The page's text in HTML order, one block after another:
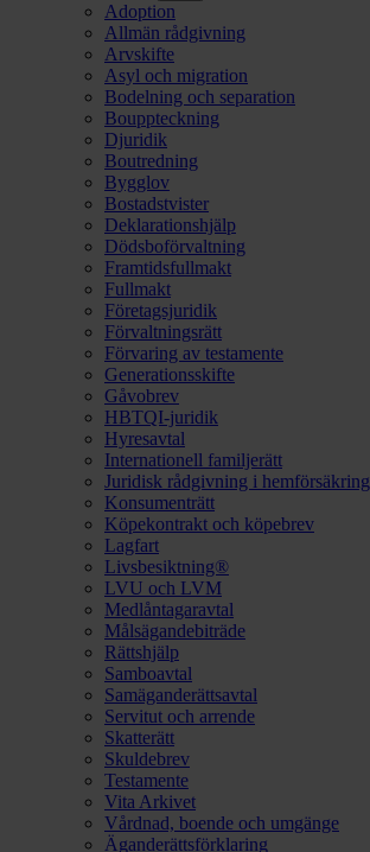
Adoption
Allmän rådgivning
Arvskifte
Asyl och migration
Bodelning och separation
Bouppteckning
Djuridik
Boutredning
Bygglov
Bostadstvister
Deklarationshjälp
Dödsboförvaltning
Framtidsfullmakt
Fullmakt
Företagsjuridik
Förvaltningsrätt
Förvaring av testamente
Generationsskifte
Gåvobrev
HBTQI-juridik
Hyresavtal
Internationell familjerätt
Juridisk rådgivning i hemförsäkring
Konsumenträtt
Köpekontrakt och köpebrev
Lagfart
Livsbesiktning®
LVU och LVM
Medlåntagaravtal
Målsägandebiträde
Rättshjälp
Samboavtal
Samäganderättsavtal
Servitut och arrende
Skatterätt
Skuldebrev
Testamente
Vita Arkivet
Vårdnad, boende och umgänge
Äganderättsförklaring